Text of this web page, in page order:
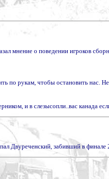
мнение о поведении игроков
рукам, чтобы остановить нас.
и в слезысопли..вас канада
Двуреченский, забивший в